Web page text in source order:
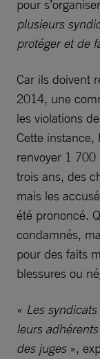
pour
plusieurs
protéger et de
Car ils doivent
2014, une
les violations
Cette instance,
renvoyer 1
trois ans, des
mais les
été prononcé.
condamnés,
pour des faits
blessures ou
« Les
leurs
des juges»,